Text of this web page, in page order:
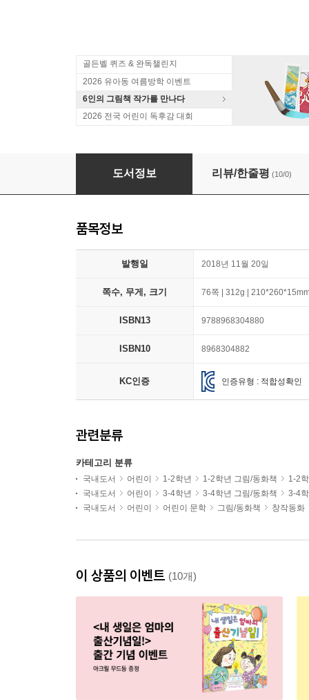
골든벨 퀴즈 & 완독챌린지
2026 유아동 여름방학 이벤트
6인의 그림책 작가를 만나다
2026 전국 어린이 독후감 대회
아주 특별한 책 잔치
도서정보 리뷰/한줄평 (10/0)
품목정보
발행일 2018년 11월 20일
쪽수, 무게, 크기 76쪽 | 312g |
ISBN13 9788968304880
ISBN10 8968304882
KC인증 인증유형 : 적합성확인
관련분류
카테고리 분류
국내도서 어린이 1-2학년 1-2학년 그림/동화책
1-2
국내도서
어린이 3-4학년 3-4학년 그림/동화책
3-4
국내도서
어린이 어린이 문학 그림/동화책 창작동화
이 상품의 이벤트 (10개)